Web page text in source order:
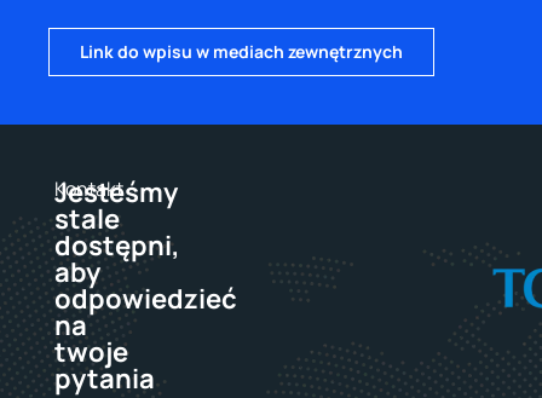
Link do wpisu w mediach zewnętrznych
Kontakt
Jesteśmy
stale
dostępni,
aby
odpowiedzieć
na
twoje
pytania